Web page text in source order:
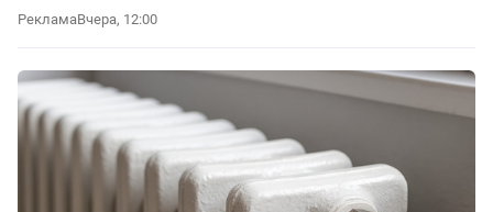
РекламаВчера, 12:00